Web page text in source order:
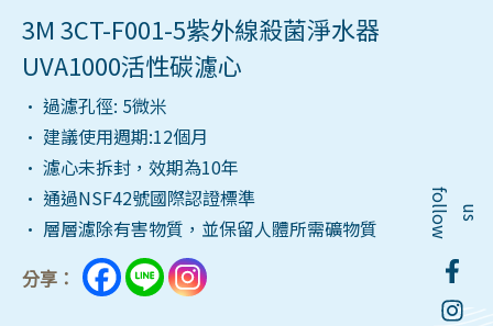
f
o l
l
o
w u
s
3M 3CT-F001-5紫外線殺菌淨水器
UVA1000活性碳濾心
• 過濾孔徑: 5微米
• 建議使用週期:12個月
• 濾心未拆封，效期為10年
• 通過NSF42號國際認證標準
• 層層濾除有害物質，並保留人體所需礦物質
分享：